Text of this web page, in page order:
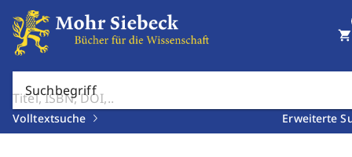
Suchbegriff
Volltextsuche Erweiterte
shopping_cart